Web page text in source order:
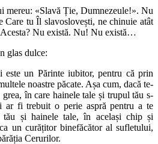
mereu: «Slavă Ție, Dumnezeule!». Nu
Care tu Îl slavoslovești, ne chinuie atât
Nu există. Nu! Nu există…
glas dulce:
un Părinte iubitor, pentru că prin
noastre păcate. Așa cum, dacă te-
în care hainele tale și trupul tău s-
ar fi trebuit o perie aspră pentru a te
și hainele tale, în același chip și
un curățitor binefăcător al sufletului,
Cerurilor.